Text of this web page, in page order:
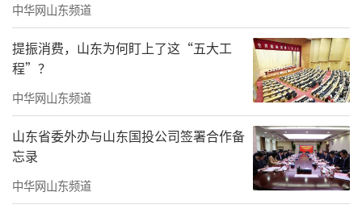
中华网山东频道
提振消费，山东为何盯上了这“五大工
程”？
中华网山东频道
山东省委外办与山东国投公司签署合作备
忘录
中华网山东频道